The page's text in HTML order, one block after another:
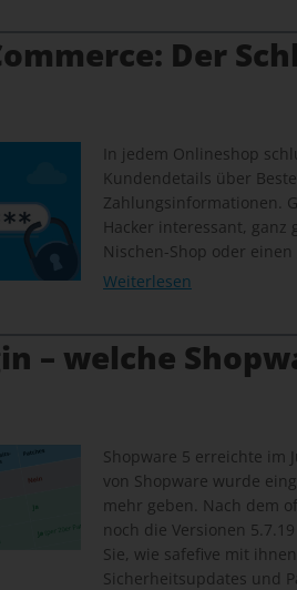
Der
In jedem Onlineshop
Kundendetails über
Zahlungsinformationen.
Hacker interessant, ganz
Nischen-Shop oder
Weiterlesen
– welche
Shopware 5 erreichte im
von Shopware wurde
mehr geben. Nach dem
noch die Versionen
Sie, wie safefive mit
Sicherheitsupdates und